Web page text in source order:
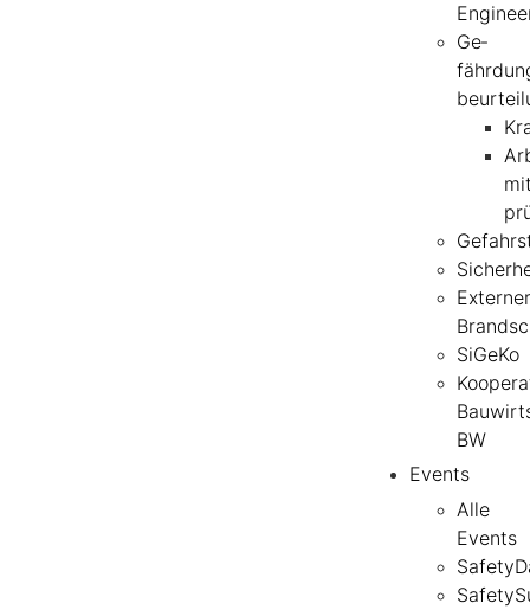
Ge­
Externer
SiGeKo
BW
Events
Alle
Events